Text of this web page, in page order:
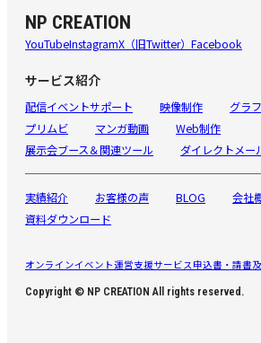
NP CREATION
YouTubeInstagramX（旧Twitter） Facebook
サービス紹介
配信イベントサポート 映像制作
グラ
プリムビ
マンガ動画
Web制作
展示会ブース＆関連ツール
ダイレクトメー
実績紹介 お客様の声 BLOG
会社
資料ダウンロード
オンラインイベント運営支援サービス申込書・請書
Copyright © NP CREATION All rights reserved.